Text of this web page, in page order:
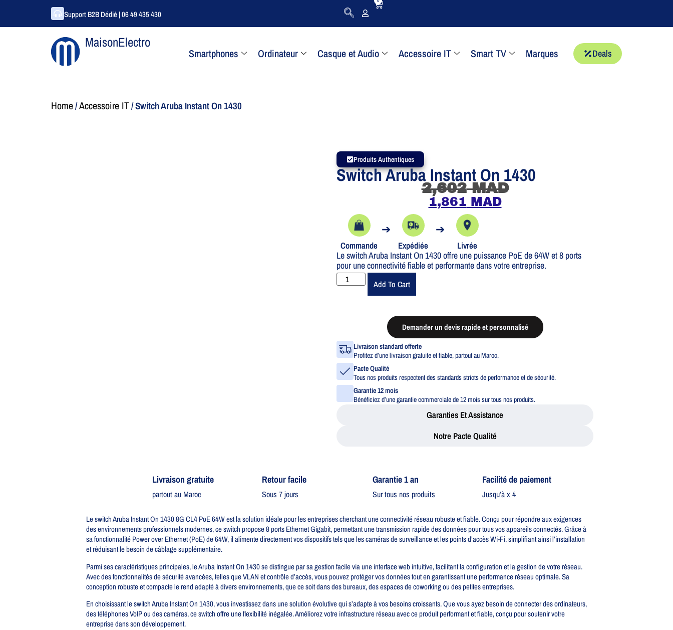
Support B2B Dédié | 06 49 435 430
MaisonElectro
Smartphones Ordinateur Casque et Audio Accessoire IT Smart TV Marques Deals
Home/Accessoire IT/ Switch Aruba Instant On 1430
Produits Authentiques
Switch Aruba Instant On 1430
2,602MAD
1,861 MAD
Commande
➔
Expédiée
➔
Livrée
Le switch Aruba Instant On 1430 offre une puissance PoE de 64W et 8 ports
pour une connectivité fiable et performante dans votre entreprise.
Add To Cart
Demander un devis rapide et personnalisé
Livraison standard offerte
Profitez d’une livraison gratuite et fiable, partout au Maroc.
Pacte Qualité
Tous nos produits respectent des standards stricts de performance et de sécurité.
Garantie 12 mois
Bénéficiez d’une garantie commerciale de 12 mois sur tous nos produits.
Garanties Et Assistance
Notre Pacte Qualité
Livraison gratuite​
partout au Maroc
Retour facile​
Sous 7 jours
Garantie 1 an
Sur tous nos produits
Facilité de paiement
Jusqu’à x 4
Le switch Aruba Instant On 1430 8G CL4 PoE 64W est la solution idéale pour les entreprises cherchant une connectivité réseau robuste et fiable. Conçu pour répondre aux exigences
des environnements professionnels modernes, ce switch propose 8 ports Ethernet Gigabit, permettant une transmission rapide des données pour tous vos appareils connectés. Grâce à
sa fonctionnalité Power over Ethernet (PoE) de 64W, il alimente directement vos dispositifs tels que les caméras de surveillance et les points d’accès Wi-Fi, simplifiant ainsi l’installation
et réduisant le besoin de câblage supplémentaire.
Parmi ses caractéristiques principales, le Aruba Instant On 1430 se distingue par sa gestion facile via une interface web intuitive, facilitant la configuration et la gestion de votre réseau.
Avec des fonctionnalités de sécurité avancées, telles que VLAN et contrôle d’accès, vous pouvez protéger vos données tout en garantissant une performance réseau optimale. Sa
conception robuste et compacte le rend adapté à divers environnements, que ce soit dans des bureaux, des espaces de coworking ou des petites entreprises.
En choisissant le switch Aruba Instant On 1430, vous investissez dans une solution évolutive qui s’adapte à vos besoins croissants. Que vous ayez besoin de connecter des ordinateurs,
des téléphones VoIP ou des caméras, ce switch offre une flexibilité inégalée. Améliorez votre infrastructure réseau avec ce produit performant et fiable, conçu pour soutenir votre
entreprise dans son développement.